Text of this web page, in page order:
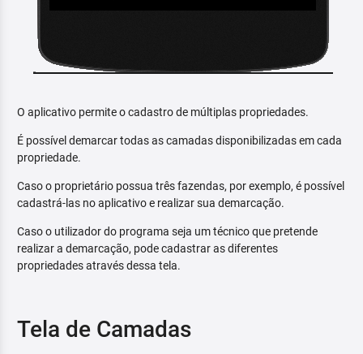
O aplicativo permite o cadastro de múltiplas propriedades.
É possível demarcar todas as camadas disponibilizadas em cada
propriedade.
Caso o proprietário possua três fazendas, por exemplo, é possível
cadastrá-las no aplicativo e realizar sua demarcação.
Caso o utilizador do programa seja um técnico que pretende
realizar a demarcação, pode cadastrar as diferentes
propriedades através dessa tela.
Tela de Camadas